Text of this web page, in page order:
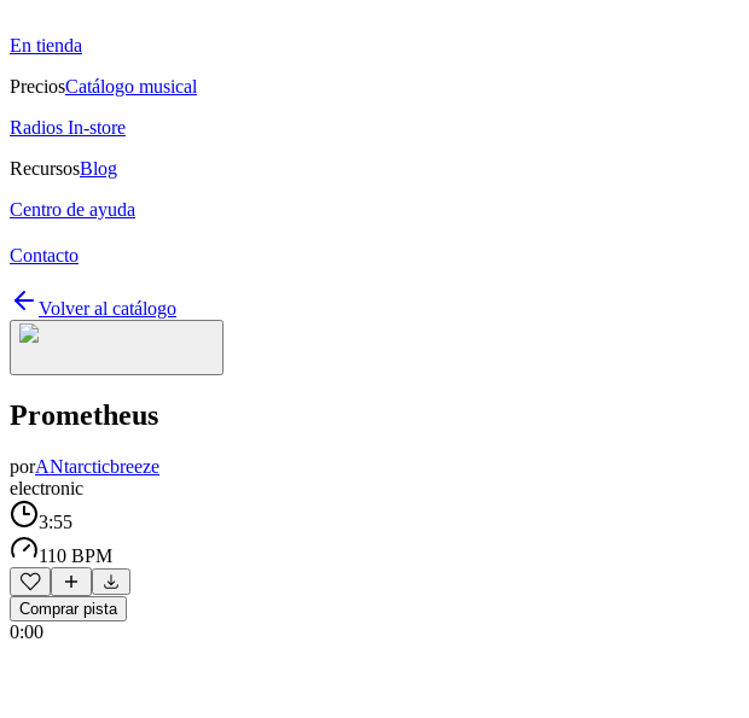
En tienda
PreciosCatálogo musical
Radios In-store
RecursosBlog
Centro de ayuda
Contacto
Volver al catálogo
Prometheus
porANtarcticbreeze
electronic
3:55
110 BPM
Comprar pista
0:00